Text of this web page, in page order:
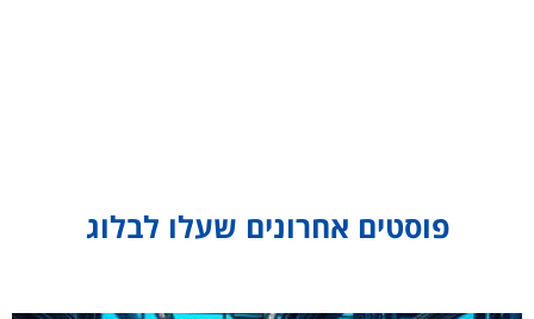
פוסטים אחרונים שעלו לבלוג